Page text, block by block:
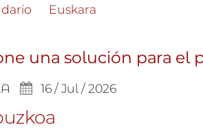
Bildu exige al Gobierno
Euskara
una solución para el
16 / Jul / 2026